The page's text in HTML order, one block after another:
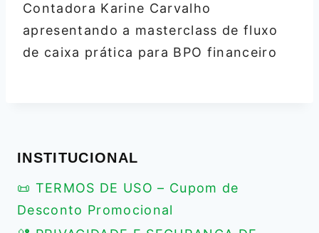
Contadora Karine Carvalho
apresentando a masterclass de fluxo
de caixa prática para BPO financeiro
INSTITUCIONAL
📜 TERMOS DE USO – Cupom de
Desconto Promocional